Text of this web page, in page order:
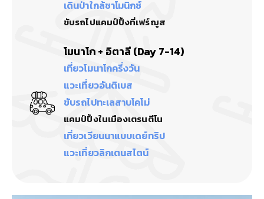
เดินป่าใกล้ชาโมนิกซ์
ขับรถไปแคมป์ปิ้งที่เฟร์ฌูส
โมนาโก + อิตาลี (Day 7-14)
เที่ยวโมนาโกครึ่งวัน
แวะเที่ยวอันติเบส
ขับรถไปทะเลสาบโคโม่
แคมป์ปิ้งในเมืองเตรนตีโน
เที่ยวเวียนนาแบบเดย์ทริป
แวะเที่ยวลิกเตนสไตน์